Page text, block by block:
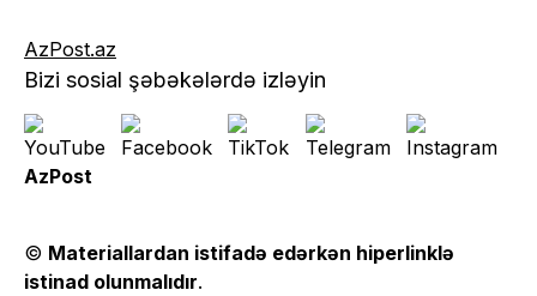
AzPost.az
Bizi sosial şəbəkələrdə izləyin
AzPost
© Materiallardan istifadə edərkən hiperlinklə
istinad olunmalıdır.